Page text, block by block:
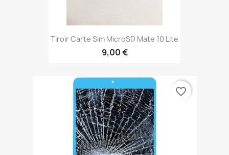
Tiroir Carte Sim MicroSD Mate 10 Lite
9,00 €
favorite_border